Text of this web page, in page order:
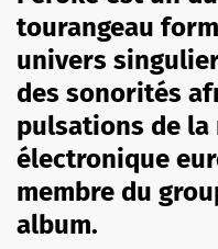
tourangeau
univers
des sonorités
pulsations de la
électronique
membre du
album.